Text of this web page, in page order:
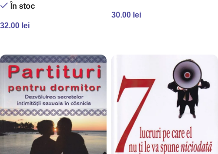
În stoc
32.00 lei
30.00 lei